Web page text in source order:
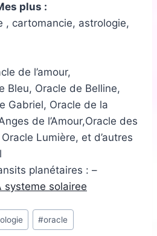
plus :
, cartomancie, astrologie,
de l’amour,
Bleu, Oracle de Belline,
Gabriel, Oracle de la
de l’Amour,Oracle des
Lumière, et d’autres
planétaires : –
systeme solairee
#oracle